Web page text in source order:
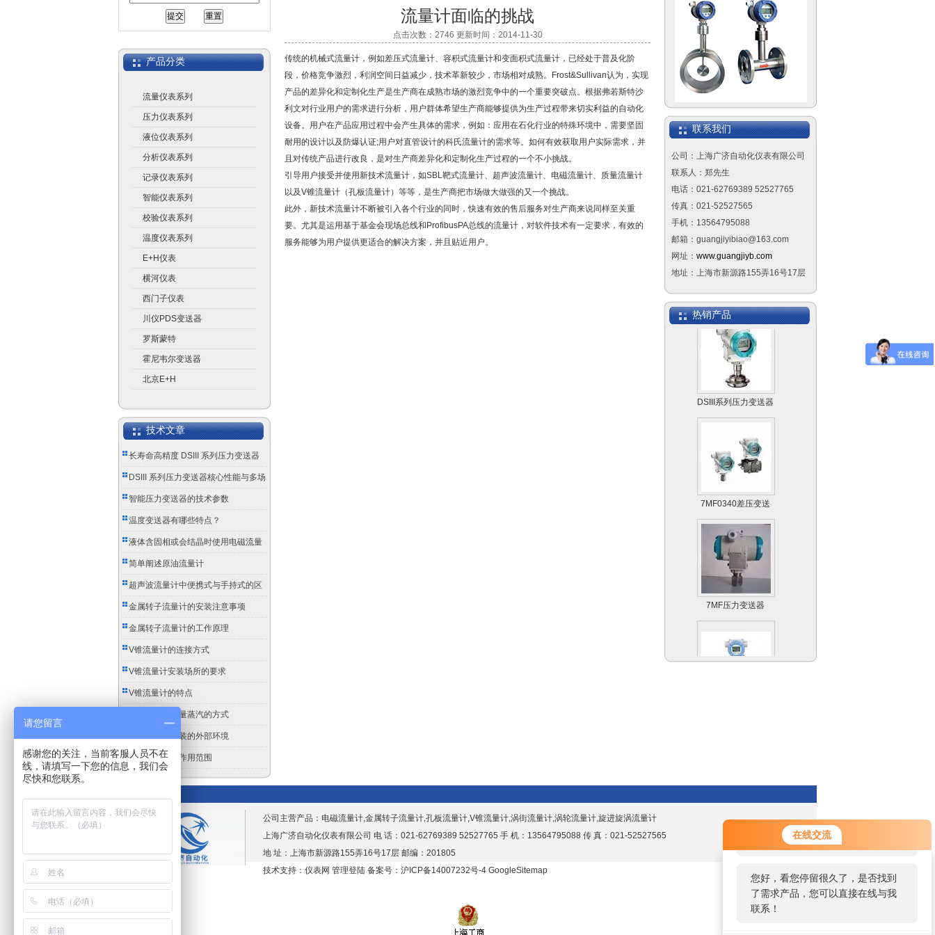
在线交流
您好！欢迎前来咨询，很高兴为您
服务，请问您要咨询什么问题呢？
您好，看您停留很久了，是否找到
了需求产品，您可以直接在线与我
联系！
产品分类
流量仪表系列
压力仪表系列
液位仪表系列
分析仪表系列
记录仪表系列
智能仪表系列
校验仪表系列
温度仪表系列
E+H仪表
横河仪表
西门子仪表
川仪PDS变送器
罗斯蒙特
霍尼韦尔变送器
北京E+H
技术文章
长寿命高精度 DSIII 系列压力变送器
成工业测控优选
DSIII 系列压力变送器核心性能与多场
景应用实践
智能压力变送器的技术参数
温度变送器有哪些特点？
液体含固相或会结晶时使用电磁流量
计的注意事项
简单阐述原油流量计
超声波流量计中便携式与手持式的区
别
金属转子流量计的安装注意事项
金属转子流量计的工作原理
V锥流量计的连接方式
V锥流量计安装场所的要求
V锥流量计的特点
涡街流量计测量蒸汽的方式
涡街流量计安装的外部环境
涡街流量计的作用范围
流量计面临的挑战
点击次数：2746 更新时间：2014-11-30
传统的机械式流量计，例如差压式流量计、容积式流量计和变面积式流量计，已经处于普及化阶
段，价格竞争激烈，利润空间日益减少，技术革新较少，市场相对成熟。Frost&Sullivan认为，实现
产品的差异化和定制化生产是生产商在成熟市场的激烈竞争中的一个重要突破点。根据弗若斯特沙
利文对行业用户的需求进行分析，用户群体希望生产商能够提供为生产过程带来切实利益的自动化
设备。用户在产品应用过程中会产生具体的需求，例如：应用在石化行业的特殊环境中，需要坚固
耐用的设计以及防爆认证;用户对直管设计的科氏流量计的需求等。如何有效获取用户实际需求，并
且对传统产品进行改良，是对生产商差异化和定制化生产过程的一个不小挑战。
引导用户接受并使用新技术流量计，如SBL靶式流量计、超声波流量计、电磁流量计、质量流量计
以及V锥流量计（孔板流量计）等等，是生产商把市场做大做强的又一个挑战。
此外，新技术流量计不断被引入各个行业的同时，快速有效的售后服务对生产商来说同样至关重
要。尤其是运用基于基金会现场总线和ProfibusPA总线的流量计，对软件技术有一定要求，有效的
服务能够为用户提供更适合的解决方案，并且贴近用户。
联系我们
公司：上海广济自动化仪表有限公司
联系人：郑先生
电话：021-62769389 52527765
传真：021-52527565
手机：13564795088
邮箱：guangjiyibiao@163.com
网址： www.guangjiyb.com
地址：上海市新源路155弄16号17层
热销产品
压力变送器
智能配电器
DSIII系列压力变送器
7MF0300
7MF0340差压变送
器
7MF压力变送器
7F2C涡街流量计
公司主营产品： 电磁流量计,金属转子流量计,孔板流量计,V锥流量计,涡街流量计,涡轮流量计,旋进旋涡流量计
上海广济自动化仪表有限公司 电 话：021-62769389 52527765 手 机：13564795088 传 真：021-52527565
地 址：上海市新源路155弄16号17层 邮编：201805
技术支持：仪表网 管理登陆 备案号：沪ICP备14007232号-4 GoogleSitemap
请您留言
感谢您的关注，当前客服人员不在
线，请填写一下您的信息，我们会
尽快和您联系。